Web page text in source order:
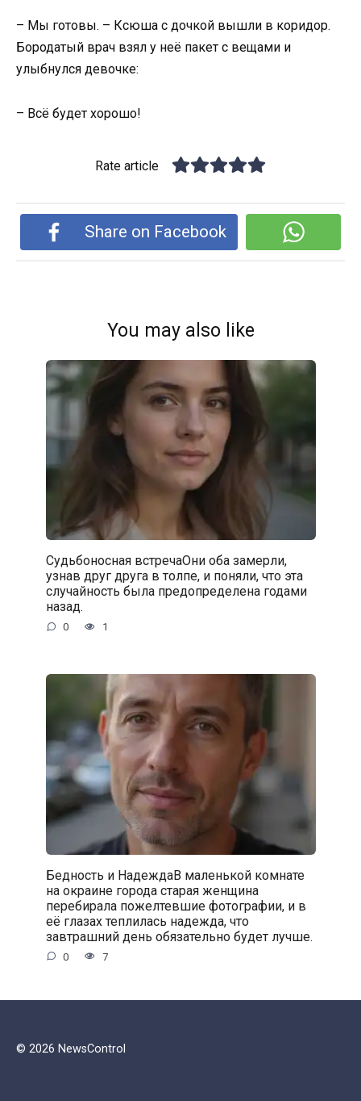
– Мы готовы. – Ксюша с дочкой вышли в коридор.
Бородатый врач взял у неё пакет с вещами и
улыбнулся девочке:
– Всё будет хорошо!
Rate article
Share on Facebook
You may also like
Судьбоносная встречаОни оба замерли,
узнав друг друга в толпе, и поняли, что эта
случайность была предопределена годами
назад.
0 1
Бедность и НадеждаВ маленькой комнате
на окраине города старая женщина
перебирала пожелтевшие фотографии, и в
её глазах теплилась надежда, что
завтрашний день обязательно будет лучше.
0 7
© 2026 NewsControl